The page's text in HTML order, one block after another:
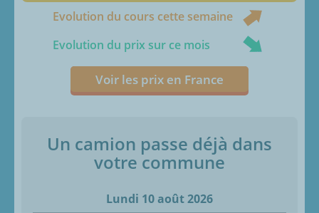
Evolution du cours cette semaine
Evolution du prix sur ce mois
Voir les prix en France
Un camion passe déjà dans
votre commune
Lundi 10 août 2026